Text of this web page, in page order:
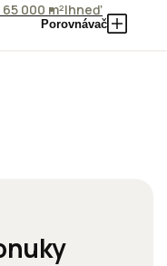
000 m²Ihneď
Porovnávač